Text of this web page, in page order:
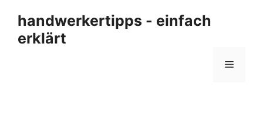
Inhalt
springen
handwerkertipps - einfach
erklärt
Menü